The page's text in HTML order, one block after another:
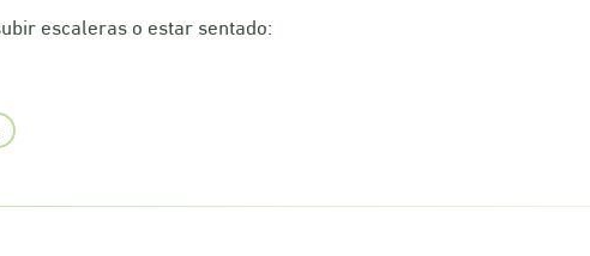
escaleras o estar sentado: